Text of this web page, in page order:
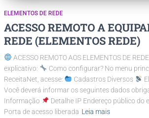
ELEMENTOS DE REDE
ACESSO REMOTO A
REDE (ELEMENTOS REDE)
ACESSO REMOTO AOS ELEMENTOS DE REDE
explicativo:
Como configurar? No menu
ReceitaNet, acesse:
Cadastros Diversos
Você deverá informar os seguintes dados
Informação
Detalhe IP Endereço público do
Porta de acesso liberada Leia mais